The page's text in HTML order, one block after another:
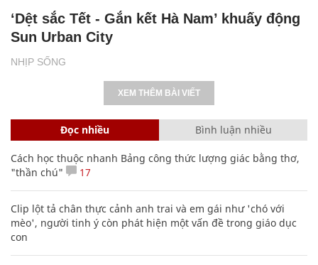
NHỊP SỐNG
‘Dệt sắc Tết - Gắn kết Hà Nam’ khuấy động
Sun Urban City
XEM THÊM BÀI VIẾT
Đọc nhiều Bình luận nhiều
Cách học thuộc nhanh Bảng công thức lượng giác bằng thơ,
"thần chú"
17
Clip lột tả chân thực cảnh anh trai và em gái như 'chó với
mèo', người tinh ý còn phát hiện một vấn đề trong giáo dục
con